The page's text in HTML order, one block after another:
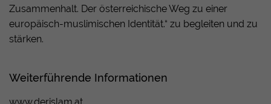
Zusammenhalt. Der österreichische Weg zu einer
europäisch-muslimischen Identität.“ zu begleiten und zu
stärken.
Weiterführende Informationen
Laufzeit Session